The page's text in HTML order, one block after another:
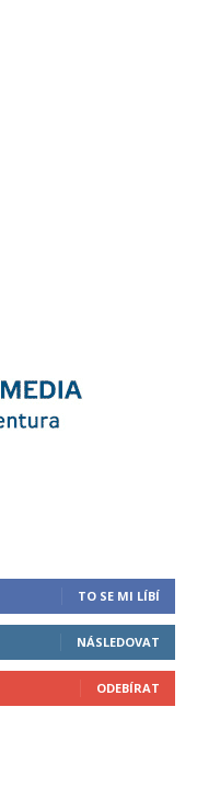
TO SE MI LÍBÍ
NÁSLEDOVAT
ODEBÍRAT